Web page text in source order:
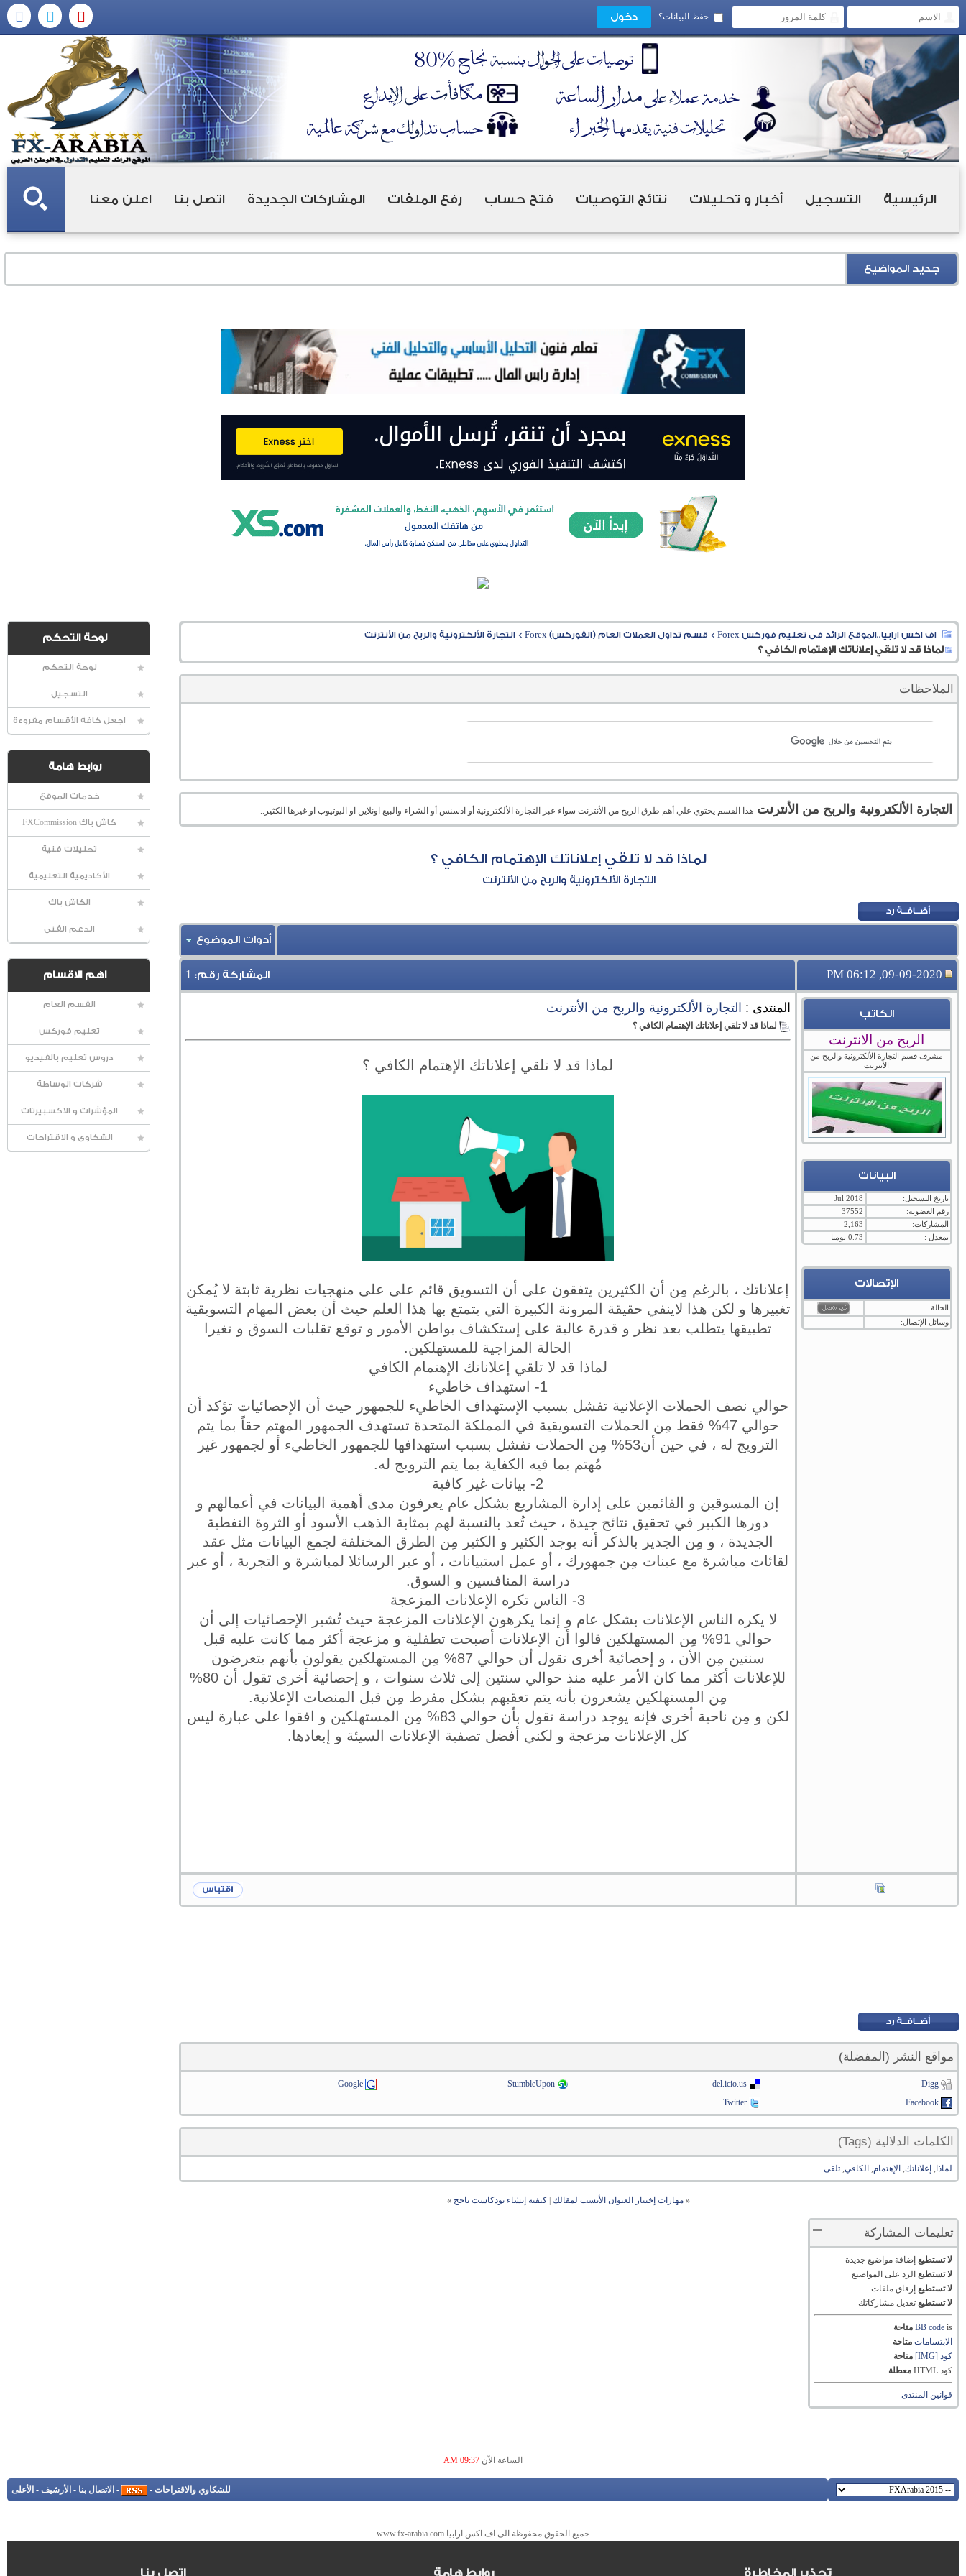
حفظ البيانات؟
الرئيسية التسجيل أخبار و تحليلات نتائج التوصيات فتح حساب رفع الملفات المشاركات الجديدة اتصل بنا اعلن معنا
جديد المواضيع
لوحة التحكم
لوحة التحكم
التسجيل
اجعل كافة الأقسام مقروءة
روابط هامة
خدمات الموقع
كاش باك FXCommission
تحليلات فنية
الأكاديمية التعليمية
الكاش باك
الدعم الفنى
اهم الاقسام
القسم العام
تعليم فوركس
دروس تعليم بالفيديو
شركات الوساطة
المؤشرات و الاكسبيرتات
الشكاوى و الاقتراحات
اف اكس ارابيا..الموقع الرائد فى تعليم فوركس Forex > قسم تداول العملات العام (الفوركس) Forex >التجارة الألكترونية والربح من الأنترنت
لماذا قد لا تلقي إعلاناتك الإهتمام الكافي ؟
الملاحظات
التجارة الألكترونية والربح من الأنترنت هذا القسم يحتوي علي أهم طرق الربح من الأنترنت سواء عبر التجارة الألكترونية أو ادسنس أو الشراء والبيع اونلاين او اليوتيوب او غيرها الكثير..
لماذا قد لا تلقي إعلاناتك الإهتمام الكافي ؟
التجارة الألكترونية والربح من الأنترنت
أدوات الموضوع
09-09-2020, 06:12 PM المشاركة رقم: 1
الكاتب
الربح من الانترنت
مشرف قسم التجارة الألكترونية والربح من
الأنترنت
البيانات
تاريخ التسجيل:
Jul 2018
رقم العضوية:
37552
المشاركات:
2,163
بمعدل :
0.73 يوميا
الإتصالات
الحالة:
وسائل الإتصال:
المنتدى : التجارة الألكترونية والربح من الأنترنت
لماذا قد لا تلقي إعلاناتك الإهتمام الكافي ؟
لماذا قد لا تلقي إعلاناتك الإهتمام الكافي ؟
إعلاناتك ، بالرغم مِن أن الكثيرين يتفقون على أن التسويق قائم على على منهجيات نظرية ثابتة لا يُمكن
تغييرها و لكن هذا لاينفي حقيقة المرونة الكبيرة التي يتمتع بها هذا العلم حيث أن بعض المهام التسويقية
تطبيقها يتطلب بعد نظر و قدرة عالية على إستكشاف بواطن الأمور و توقع تقلبات السوق و تغيرا
الحالة المزاجية للمستهلكين.
لماذا قد لا تلقي إعلاناتك الإهتمام الكافي
1- استهداف خاطيء
حوالي نصف الحملات الإعلانية تفشل بسبب الإستهداف الخاطيء للجمهور حيث أن الإحصائيات تؤكد أن
حوالي 47% فقط مِن الحملات التسويقية في المملكة المتحدة تستهدف الجمهور المهتم حقاً بما يتم
الترويج له ، في حين أن53% مِن الحملات تفشل بسبب استهدافها للجمهور الخاطيء أو لجمهور غير
مُهتم بما فيه الكفاية بما يتم الترويج له.
2- بيانات غير كافية
إن المسوقين و القائمين على إدارة المشاريع بشكل عام يعرفون مدى أهمية البيانات في أعمالهم و
دورها الكبير في تحقيق نتائج جيدة ، حيث تُعد بالنسبة لهم بمثابة الذهب الأسود أو الثروة النفطية
الجديدة ، و مِن الجدير بالذكر أنه يوجد الكثير و الكثير مِن الطرق المختلفة لجمع البيانات مثل عقد
لقائات مباشرة مع عينات مِن جمهورك ، أو عمل استبيانات ، أو عبر الرسائلا لمباشرة و التجربة ، أو عبر
دراسة المنافسين و السوق.
3- الناس تكره الإعلانات المزعجة
لا يكره الناس الإعلانات بشكل عام و إنما يكرهون الإعلانات المزعجة حيث تُشير الإحصائيات إلى أن
حوالي 91% مِن المستهلكين قالوا أن الإعلانات أصبحت تطفلية و مزعجة أكثر مما كانت عليه قبل
سنتين مِن الأن ، و إحصائية أخرى تقول أن حوالي 87% مِن المستهلكين يقولون بأنهم يتعرضون
للإعلانات أكثر مما كان الأمر عليه منذ حوالي سنتين إلى ثلاث سنوات ، و إحصائية أخرى تقول أن 80%
مِن المستهلكين يشعرون بأنه يتم تعقبهم بشكل مفرط مِن قبل المنصات الإعلانية.
لكن و مِن ناحية أخرى فإنه يوجد دراسة تقول بأن حوالي 83% مِن المستهلكين و افقوا على عبارة ليس
كل الإعلانات مزعجة و لكني أفضل تصفية الإعلانات السيئة و إبعادها.
مواقع النشر (المفضلة)
Digg
del.icio.us
StumbleUpon
Google
Facebook
Twitter
الكلمات الدلالية (Tags)
لماذا , إعلاناتك, الإهتمام, الكافي,تلقى
« مهارات إختيار العنوان الأنسب لمقالك| كيفية إنشاء بودكاست ناجح »
تعليمات المشاركة
لا تستطيع إضافة مواضيع جديدة
لا تستطيع الرد على المواضيع
لا تستطيع إرفاق ملفات
لا تستطيع تعديل مشاركاتك
BB codeis
متاحة
الابتسامات متاحة
كود [IMG]
متاحة
كود HTML
معطلة
قوانين المنتدى
الساعة الآن 09:37 AM
للشكاوي والاقتراحات -
- الاتصال بنا - الأرشيف - الأعلى
جميع الحقوق محفوظة الى اف اكس ارابيا www.fx-arabia.com
تحذير المخاطرة روابط هامة اتصل بنا